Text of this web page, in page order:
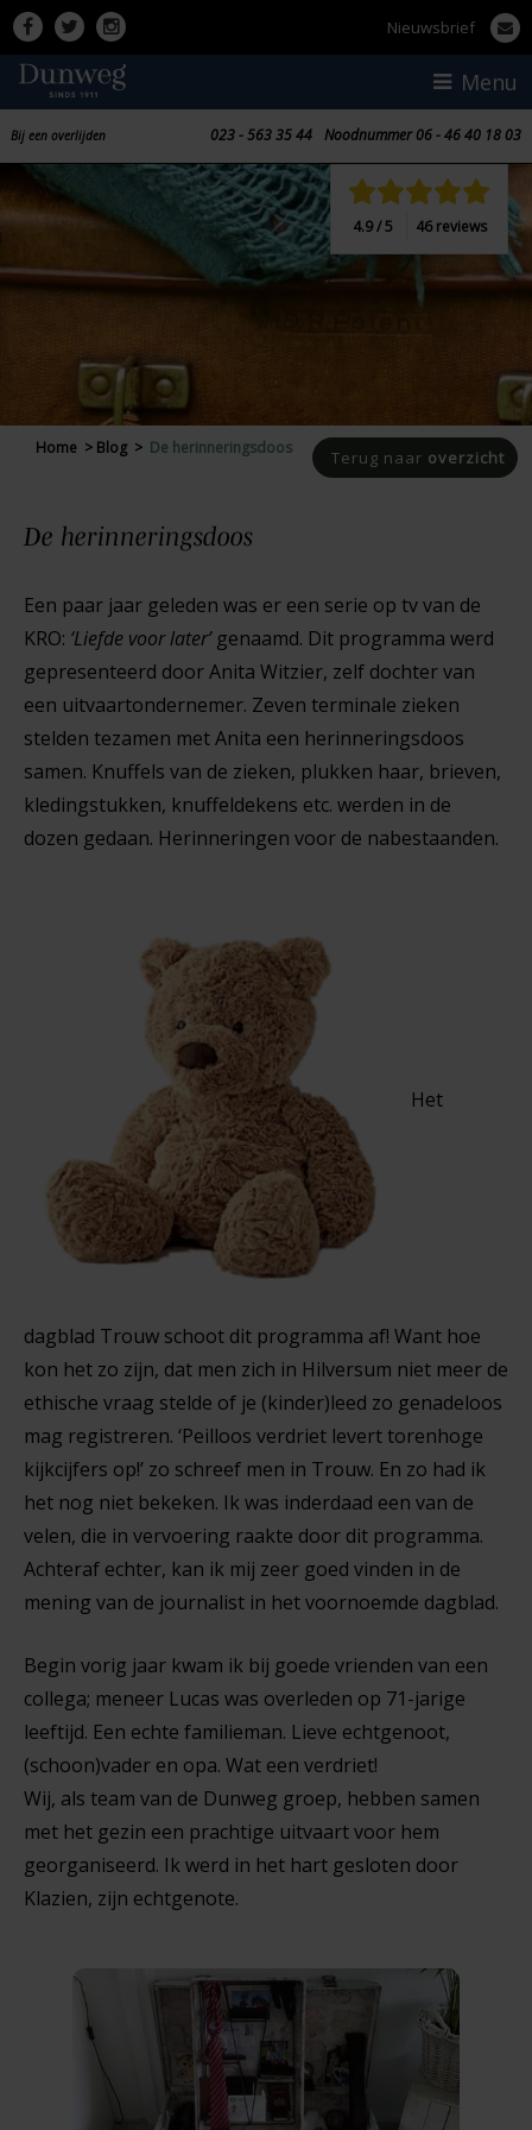
Nieuwsbrief
Bij een overlijden 023 - 563 35 44 Noodnummer06 - 46 40 18 03
4.9 / 5 46 reviews
Home > Blog > De herinneringsdoos Terug naar overzicht
De herinneringsdoos
Een paar jaar geleden was er een serie op tv van de
KRO: ‘Liefde voor later’genaamd. Dit programma werd
gepresenteerd door Anita Witzier, zelf dochter van
een uitvaartondernemer. Zeven terminale zieken
stelden tezamen met Anita een herinneringsdoos
samen. Knuffels van de zieken, plukken haar, brieven,
kledingstukken, knuffeldekens etc. werden in de
dozen gedaan. Herinneringen voor de nabestaanden.
Het
dagblad Trouw schoot dit programma af! Want hoe
kon het zo zijn, dat men zich in Hilversum niet meer de
ethische vraag stelde of je (kinder)leed zo genadeloos
mag registreren. ‘Peilloos verdriet levert torenhoge
kijkcijfers op!’ zo schreef men in Trouw. En zo had ik
het nog niet bekeken. Ik was inderdaad een van de
velen, die in vervoering raakte door dit programma.
Achteraf echter, kan ik mij zeer goed vinden in de
mening van de journalist in het voornoemde dagblad.
Begin vorig jaar kwam ik bij goede vrienden van een
collega; meneer Lucas was overleden op 71-jarige
leeftijd. Een echte familieman. Lieve echtgenoot,
(schoon)vader en opa. Wat een verdriet!
Wij, als team van de Dunweg groep, hebben samen
met het gezin een prachtige uitvaart voor hem
georganiseerd. Ik werd in het hart gesloten door
Klazien, zijn echtgenote.